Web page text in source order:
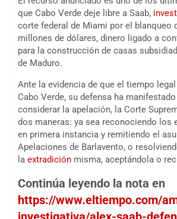
que Cabo Verde deje libre a Saab,
corte federal de Miami por el blanqueo
millones de dólares, dinero ligado a
para la construcción de casas
de Maduro.
Ante la evidencia de que el tiempo
Cabo Verde, su defensa ha
considerar la apelación, la Corte
dos maneras: ya sea reconociendo los
en primera instancia y remitiendo el
Apelaciones de Barlavento, o
la extradición misma, aceptándola o
Continúa leyendo la nota en
https://www.eltiempo.com/